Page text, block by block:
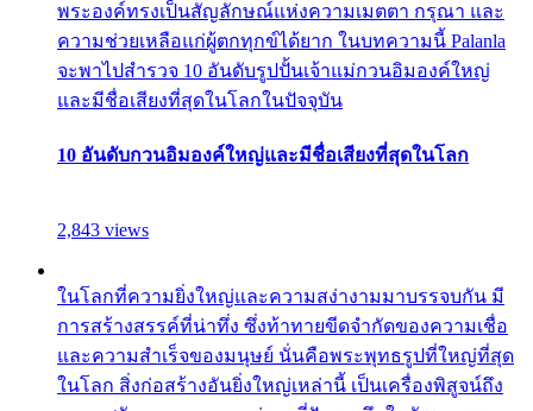
พระองค์ทรงเป็นสัญลักษณ์แห่งความเมตตา กรุณา และ
ความช่วยเหลือแก่ผู้ตกทุกข์ได้ยาก ในบทความนี้ Palanla
จะพาไปสำรวจ 10 อันดับรูปปั้นเจ้าแม่กวนอิมองค์ใหญ่
และมีชื่อเสียงที่สุดในโลกในปัจจุบัน
10 อันดับกวนอิมองค์ใหญ่และมีชื่อเสียงที่สุดในโลก
2,843 views
ในโลกที่ความยิ่งใหญ่และความสง่างามมาบรรจบกัน มี
การสร้างสรรค์ที่น่าทึ่ง ซึ่งท้าทายขีดจำกัดของความเชื่อ
และความสำเร็จของมนุษย์ นั่นคือพระพุทธรูปที่ใหญ่ที่สุด
ในโลก สิ่งก่อสร้างอันยิ่งใหญ่เหล่านี้ เป็นเครื่องพิสูจน์ถึง